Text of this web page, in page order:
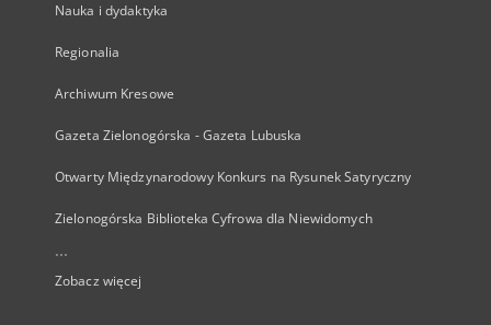
Nauka i dydaktyka
Regionalia
Archiwum Kresowe
Gazeta Zielonogórska - Gazeta Lubuska
Otwarty Międzynarodowy Konkurs na Rysunek Satyryczny
Zielonogórska Biblioteka Cyfrowa dla Niewidomych
...
Zobacz więcej